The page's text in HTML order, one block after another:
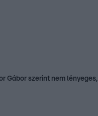
Gábor szerint nem